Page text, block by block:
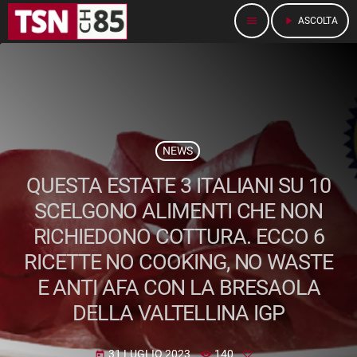
menu play_arrow ASCOLTA
NEWS
QUESTA ESTATE 3 ITALIANI SU 10
SCELGONO ALIMENTI CHE NON
RICHIEDONO COTTURA. ECCO 6
RICETTE NO COOKING, NO WASTE
E ANTI AFA CON LA BRESAOLA
DELLA VALTELLINA IGP
today 31 LUGLIO 2023 140